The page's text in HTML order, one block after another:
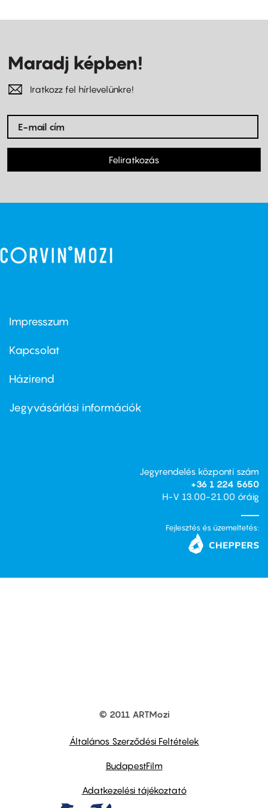
Maradj képben!
Iratkozz fel hírlevelünkre!
Feliratkozás
Footer
first
Impresszum
Kapcsolat
Footer
second
Házirend
Jegyvásárlási információk
Jegyrendelés központi szám
+36 1 224 5650
H-V 13.00-21.00 óráig
Fejlesztés és üzemeltetés:
© 2011 ARTMozi
Általános Szerződési Feltételek
BudapestFilm
Adatkezelési tájékoztató